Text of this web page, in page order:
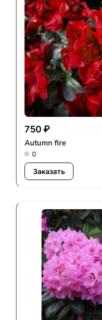
750 ₽
Autumn fire
0
Заказать